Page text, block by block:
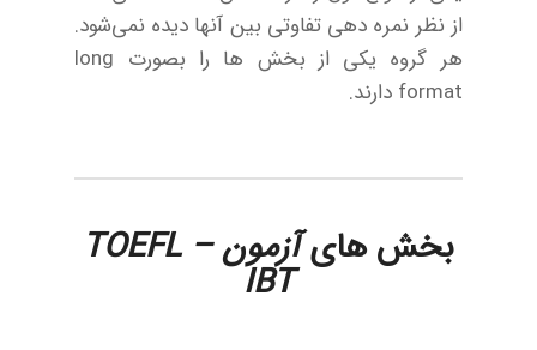
از نظر نمره دهی تفاوتی بین آنها دیده نمی‌شود.
هر گروه یکی از بخش ها را بصورت long
format دارند.
بخش های آزمون TOEFL –
IBT